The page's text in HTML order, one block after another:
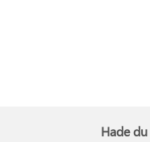
Hade